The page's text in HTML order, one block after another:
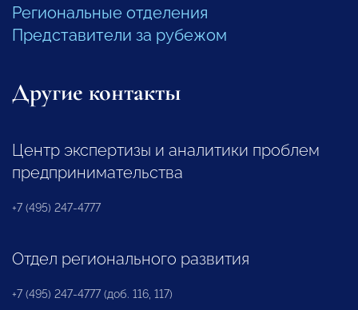
Региональные отделения
Представители за рубежом
Другие контакты
Центр экспертизы и аналитики проблем
предпринимательства
+7 (495) 247-4777
Отдел регионального развития
+7 (495) 247-4777 (доб. 116, 117)